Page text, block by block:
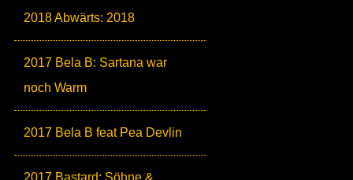
2018 Abwärts: 2018
2017 Bela B: Sartana war
noch Warm
2017 Bela B feat Pea Devlin
2017 Bastard: Söhne &